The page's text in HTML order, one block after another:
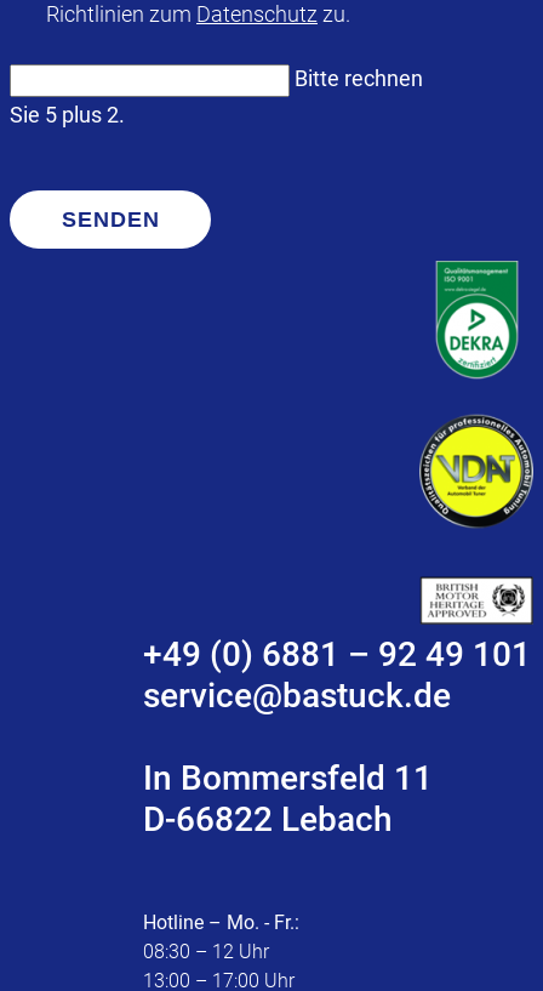
Richtlinien zum Datenschutz zu.
Bitte rechnen
Sie 5 plus 2.
SENDEN
+49 (0) 6881 – 92 49 101
service@bastuck.de
In Bommersfeld 11
D-66822 Lebach
Hotline – Mo. - Fr.:
08:30 – 12 Uhr
13:00 – 17:00 Uhr